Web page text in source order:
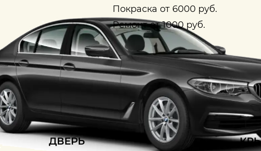
Покраска от 6000 руб.
Ремонт от 1000 руб.
ДВЕРЬ